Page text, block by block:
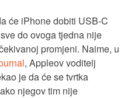
će iPhone dobiti USB-C
do ovoga tjedna nije
promjeni. Naime, u
, Appleov voditelj
je da će se tvrtka
njegov tim nije